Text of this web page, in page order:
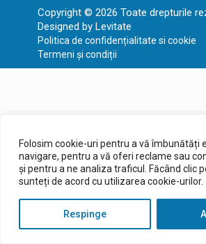
Folosim cookie-uri pentru a vă îmbunătăți
navigare, pentru a vă oferi reclame sau
și pentru a ne analiza traficul. Făcând clic
sunteți de acord cu utilizarea cookie-urilor.
Respinge
Copyright © 2026 Toate drepturile
Designed by Levitate
Politica de confidențialitate si cookie
Termeni și condiții